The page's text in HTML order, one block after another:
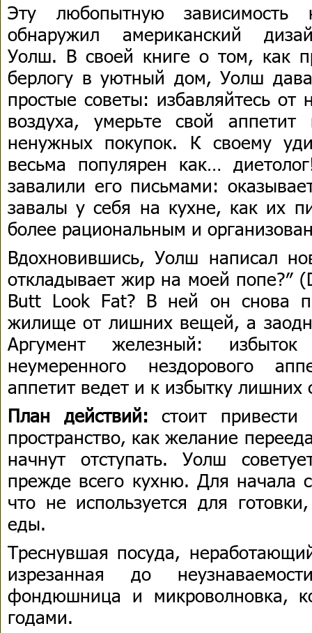
Эту любопытную зависимость
обнаружил американский
Уолш. В своей книге о том, как
берлогу в уютный дом, Уолш
простые советы: избавляйтесь
воздуха, умерьте свой
ненужных покупок. К своему
весьма популярен как…
завалили его письмами:
завалы у себя на кухне, как их
более рациональным и
Вдохновившись, Уолш написал
откладывает жир на моей попе?″
Butt Look Fat? В ней он снова
жилище от лишних вещей, а
Аргумент железный:
неумеренного нездорового
аппетит ведет и к избытку лишних
План действий: стоит
пространство, как желание
начнут отступать. Уолш
прежде всего кухню. Для начала
что не используется для
еды.
Треснувшая посуда,
изрезанная до
фондюшница и микроволновка,
годами.